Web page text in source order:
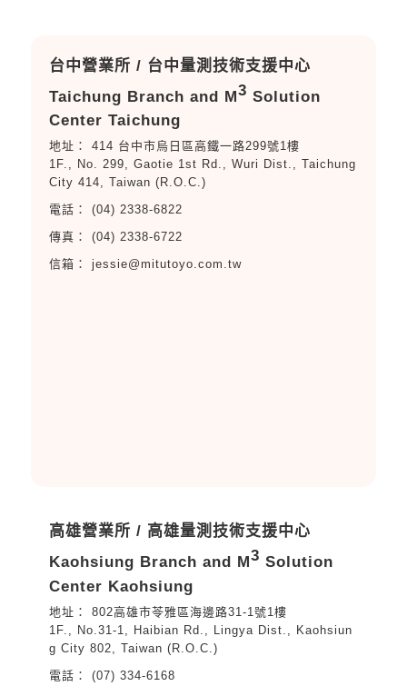
台中營業所 / 台中量測技術支援中心
Taichung Branch and M3 Solution
Center Taichung
414 台中市烏日區高鐵一路299號1樓
1F., No. 299, Gaotie 1st Rd., Wuri Dist., Taichung
City 414, Taiwan (R.O.C.)
(04) 2338-6822
(04) 2338-6722
jessie@mitutoyo.com.tw
高雄營業所 / 高雄量測技術支援中心
Kaohsiung Branch and M3 Solution
Center Kaohsiung
802高雄市苓雅區海邊路31-1號1樓
1F., No.31-1, Haibian Rd., Lingya Dist., Kaohsiun
g City 802, Taiwan (R.O.C.)
(07) 334-6168